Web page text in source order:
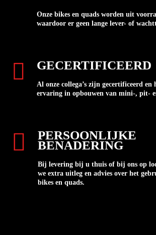
Onze bikes en quads worden uit
waardoor er geen lange lever- of
GECERTIFICEERD
Al onze collega’s zijn gecertificeerd en
ervaring in opbouwen van mini-, pit-
PERSOONLIJKE
BENADERING
Bij levering bij u thuis of bij ons op
we extra uitleg en advies over het
bikes en quads.